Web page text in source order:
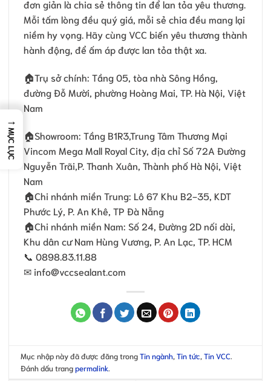
đơn giản là chia sẻ thông tin để lan tỏa yêu thương.
Mỗi tấm lòng đều quý giá, mỗi sẻ chia đều mang lại
niềm hy vọng. Hãy cùng VCC biến yêu thương thành
hành động, để ấm áp được lan tỏa thật xa.
🏠Trụ sở chính: Tầng 05, tòa nhà Sông Hồng,
đường Đỗ Mười, phường Hoàng Mai, TP. Hà Nội, Việt
Nam
🏠Showroom: Tầng B1R3,Trung Tâm Thương Mại
Vincom Mega Mall Royal City, địa chỉ Số 72A Đường
Nguyễn Trãi,P. Thanh Xuân, Thành phố Hà Nội, Việt
Nam
🏠Chi nhánh miền Trung: Lô 67 Khu B2-35, KDT
Phước Lý, P. An Khê, TP Đà Nẵng
🏠Chi nhánh miền Nam: Số 24, Đường 2D nối dài,
Khu dân cư Nam Hùng Vương, P. An Lạc, TP. HCM
📞 0898.83.11.88
✉ info@vccsealant.com
Mục nhập này đã được đăng trongTin ngành ,Tin tức ,Tin VCC
Đánh dấu trangpermalink
→
MỤC LỤC